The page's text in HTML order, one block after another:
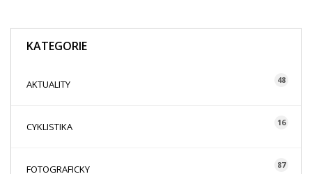
KATEGORIE
AKTUALITY 48
CYKLISTIKA 16
FOTOGRAFICKY 87